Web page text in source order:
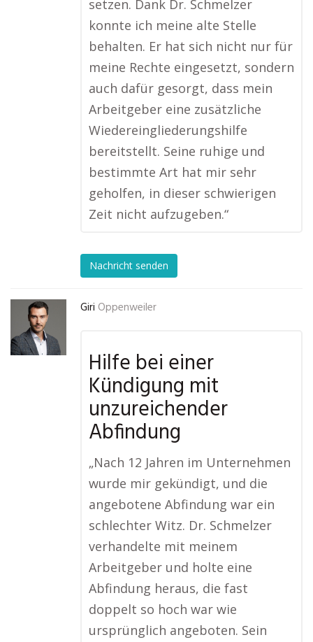
setzen. Dank Dr. Schmelzer
konnte ich meine alte Stelle
behalten. Er hat sich nicht nur für
meine Rechte eingesetzt, sondern
auch dafür gesorgt, dass mein
Arbeitgeber eine zusätzliche
Wiedereingliederungshilfe
bereitstellt. Seine ruhige und
bestimmte Art hat mir sehr
geholfen, in dieser schwierigen
Zeit nicht aufzugeben.“
Nachricht senden
Giri Oppenweiler
Hilfe bei einer
Kündigung mit
unzureichender
Abfindung
„Nach 12 Jahren im Unternehmen
wurde mir gekündigt, und die
angebotene Abfindung war ein
schlechter Witz. Dr. Schmelzer
verhandelte mit meinem
Arbeitgeber und holte eine
Abfindung heraus, die fast
doppelt so hoch war wie
ursprünglich angeboten. Sein